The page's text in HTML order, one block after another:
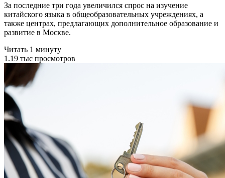
За последние три года увеличился спрос на изучение
китайского языка в общеобразовательных учреждениях, а
также центрах, предлагающих дополнительное образование и
развитие в Москве.
Читать 1 минуту
1.19 тыс просмотров